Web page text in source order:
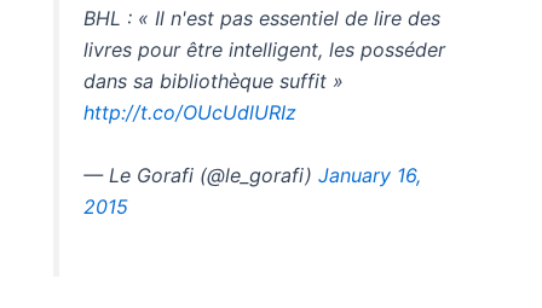
BHL : « Il n'est pas essentiel de lire des
livres pour être intelligent, les posséder
dans sa bibliothèque suffit »
http://t.co/OUcUdlURIz
— Le Gorafi (@le_gorafi)January 16,
2015